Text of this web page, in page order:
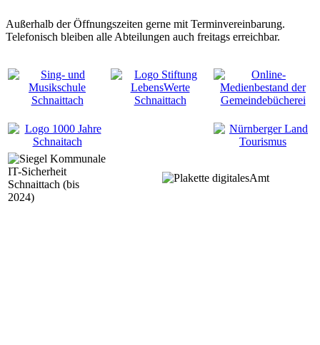
Außerhalb der Öffnungszeiten gerne mit Terminvereinbarung.
Telefonisch bleiben alle Abteilungen auch freitags erreichbar.